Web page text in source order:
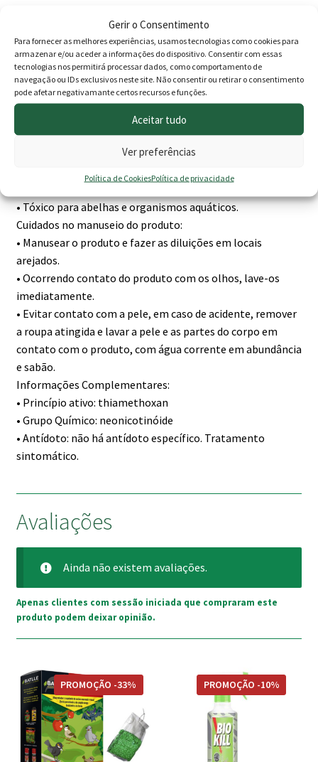
Gerir o Consentimento
Para fornecer as melhores experiências, usamos tecnologias como cookies para
armazenar e/ou aceder a informações do dispositivo. Consentir com essas
tecnologias nos permitirá processar dados, como comportamento de
navegação ou IDs exclusivos neste site. Não consentir ou retirar o consentimento
pode afetar negativamante certos recursos e funções.
Aceitar tudo
Ver preferências
Política de CookiesPolítica de privacidade
• Conservar fora do alcance de crianças, pessoas
desprotegidas e animais domésticos.
• Conservar o produto na embalagem original, ao abrigo
do sol, chuva e umidade, a temperatura abaixo de 30ºC.
• Não use o produto fora do prazo de validade.
• Não guardar ou aplicar junto de alimentos, ração animal,
bebidas, medicamentos e produtos de higiene doméstica.
• Em caso de intoxicação humana, chamar imediatamente
• Tóxico para abelhas e organismos aquáticos.
Cuidados no manuseio do produto:
• Manusear o produto e fazer as diluições em locais
arejados.
• Ocorrendo contato do produto com os olhos, lave-os
imediatamente.
• Evitar contato com a pele, em caso de acidente, remover
a roupa atingida e lavar a pele e as partes do corpo em
contato com o produto, com água corrente em abundância
e sabão.
Informações Complementares:
• Princípio ativo: thiamethoxan
• Grupo Químico: neonicotinóide
• Antídoto: não há antídoto específico. Tratamento
sintomático.
Avaliações
Ainda não existem avaliações.
Apenas clientes com sessão iniciada que compraram este
produto podem deixar opinião.
PROMOÇÃO -33% PROMOÇÃO -10%